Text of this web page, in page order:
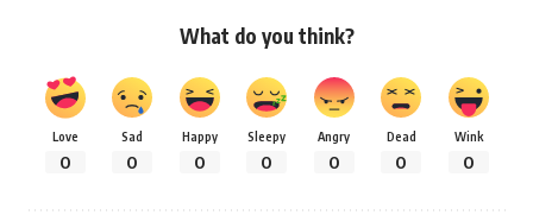
What do you think?
Love
0
Sad
0
Happy
0
Sleepy
0
Angry
0
Dead
0
Wink
0